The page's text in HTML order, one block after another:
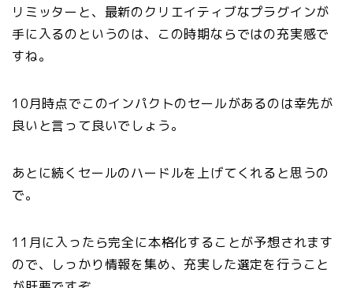
リミッターと、最新のクリエイティブなプラグインが
手に入るのというのは、この時期ならではの充実感で
すね。
10月時点でこのインパクトのセールがあるのは幸先が
良いと言って良いでしょう。
あとに続くセールのハードルを上げてくれると思うの
で。
11月に入ったら完全に本格化することが予想されます
ので、しっかり情報を集め、充実した選定を行うこと